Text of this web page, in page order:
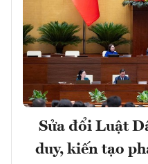
Sửa đổi Luật
duy, kiến tạo